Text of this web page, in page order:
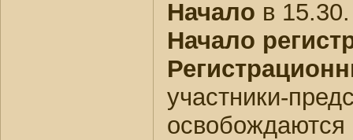
Начало в
Начало
участники-
освобождаются